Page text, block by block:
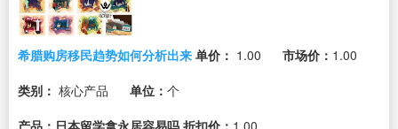
希腊购房移民趋势如何分析出来 单价： 1.00 市场价： 1.00
类别： 核心产品 单位： 个
产品：日本留学拿永居容易吗 折扣价： 1.00